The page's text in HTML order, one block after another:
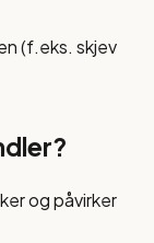
(f.eks. skjev
og påvirker